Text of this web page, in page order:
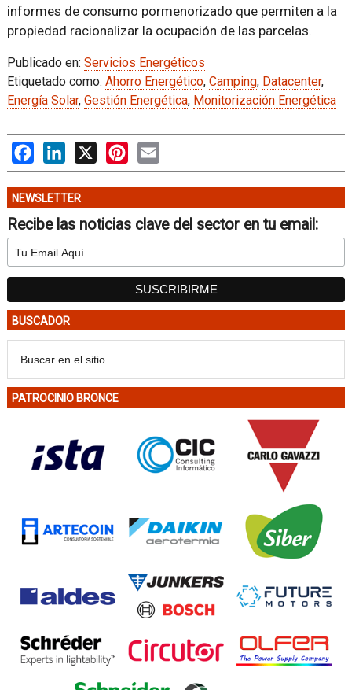
informes de consumo pormenorizado que permiten a la
propiedad racionalizar la ocupación de las parcelas.
Publicado en: Servicios Energéticos
Etiquetado como: Ahorro Energético, Camping, Datacenter,
Energía Solar, Gestión Energética, Monitorización Energética
FacebookLinkedIn
X PinterestEmail
NEWSLETTER
Recibe las noticias clave del sector en tu email:
BUSCADOR
PATROCINIO BRONCE